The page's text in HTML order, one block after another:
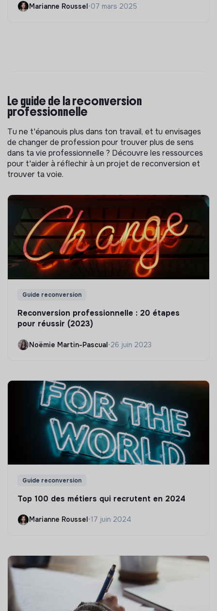
Marianne Roussel•07 mars 2025
Le guide de la reconversion
professionnelle
Tu ne t'épanouis plus dans ton travail, et tu envisages
de changer de profession pour trouver plus de sens
dans ta vie professionnelle ? Découvre les ressources
pour t'aider à réflechir à un projet de reconversion et
trouver ta voie.
Guide reconversion
Reconversion professionnelle : 20 étapes
pour réussir (2023)
Noëmie Martin-Pascual•26 juin 2023
Guide reconversion
Top 100 des métiers qui recrutent en 2024
Marianne Roussel •17 juin 2024